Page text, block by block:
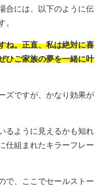
合には、以下のように伝
。
ね。正直、私は絶対に喜
ひご家族の夢を一緒に叶
ズですが、かなり効果が
るように見えるかも知れ
仕組まれたキラーフレー
で、ここでセールストー